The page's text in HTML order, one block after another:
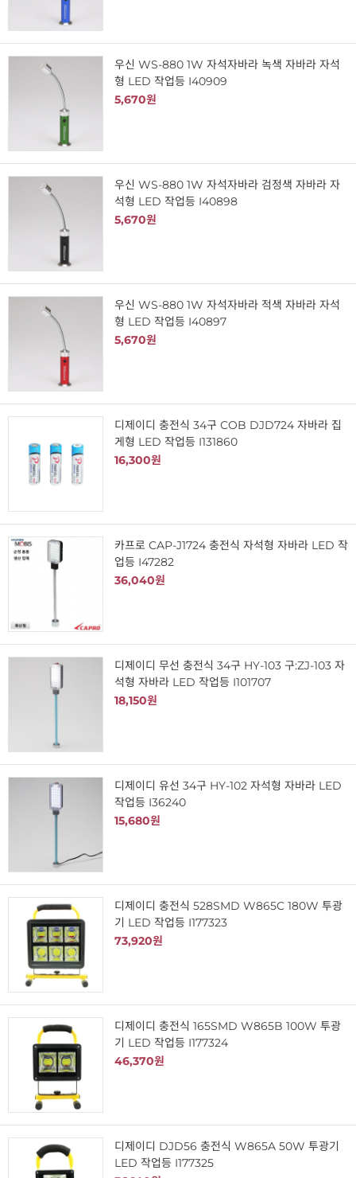
우신 WS-880 1W 자석자바라 녹색 자바라 자석
형 LED 작업등 I40909
5,670원
우신 WS-880 1W 자석자바라 검정색 자바라 자
석형 LED 작업등 I40898
5,670원
우신 WS-880 1W 자석자바라 적색 자바라 자석
형 LED 작업등 I40897
5,670원
디제이디 충전식 34구 COB DJD724 자바라 집
게형 LED 작업등 I131860
16,300원
카프로 CAP-J1724 충전식 자석형 자바라 LED 작
업등 I47282
36,040원
디제이디 무선 충전식 34구 HY-103 구:ZJ-103 자
석형 자바라 LED 작업등 I101707
18,150원
디제이디 유선 34구 HY-102 자석형 자바라 LED
작업등 I36240
15,680원
디제이디 충전식 528SMD W865C 180W 투광
기 LED 작업등 I177323
73,920원
디제이디 충전식 165SMD W865B 100W 투광
기 LED 작업등 I177324
46,370원
디제이디 DJD56 충전식 W865A 50W 투광기
LED 작업등 I177325